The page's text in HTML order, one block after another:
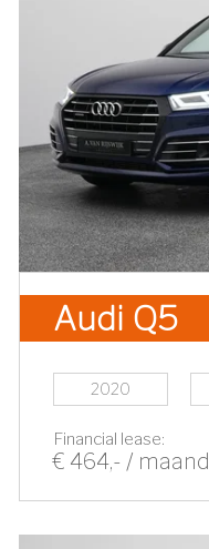
Audi Q5
2020
Financial lease:
€ 464,- / maand